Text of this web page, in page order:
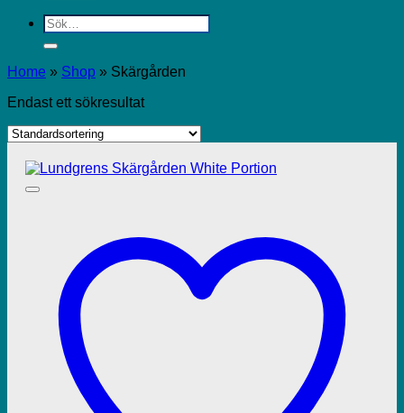
Sök
efter:
Home » Shop » Skärgården
Endast ett sökresultat